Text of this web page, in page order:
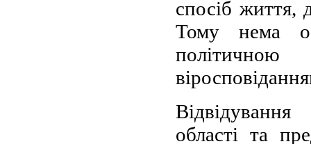
спосіб життя,
Тому нема
області та